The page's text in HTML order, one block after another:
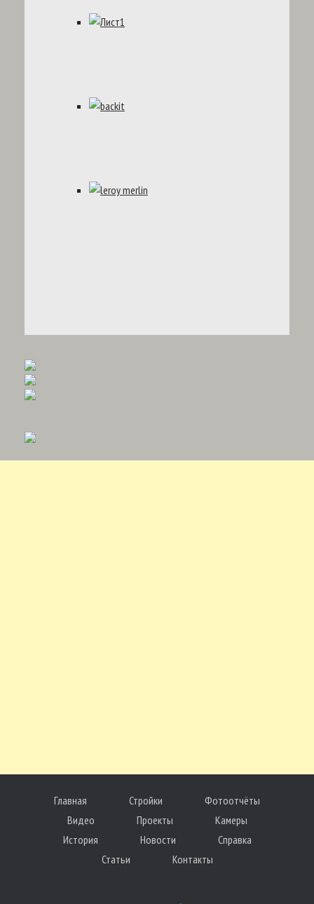
Главная Стройки
Фотоотчёты
Видео
Проекты
Камеры
История
Новости
Справка
Статьи
Контакты